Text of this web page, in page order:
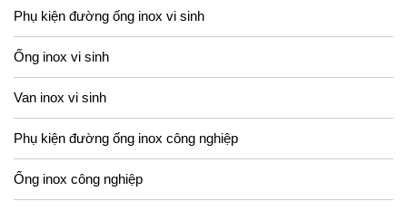
Phụ kiện đường ống inox vi sinh
Ống inox vi sinh
Van inox vi sinh
Phụ kiện đường ống inox công nghiệp
Ống inox công nghiệp